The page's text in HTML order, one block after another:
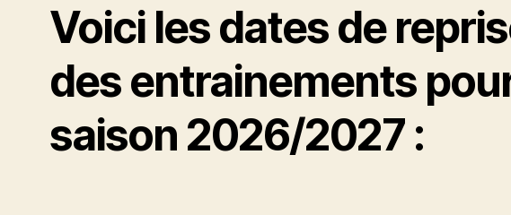
Voici les dates de
des entrainements
saison 2026/2027 :